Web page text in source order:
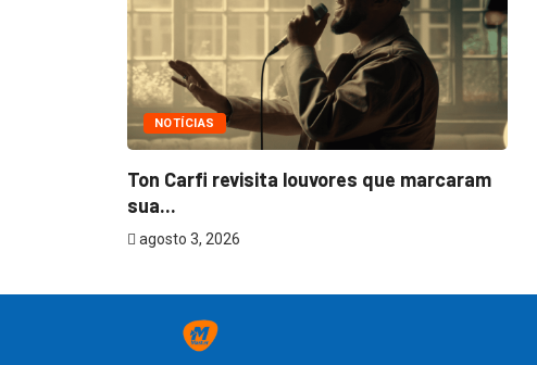
NOTÍCIAS
Ton Carfi revisita louvores que marcaram
sua...
agosto 3, 2026